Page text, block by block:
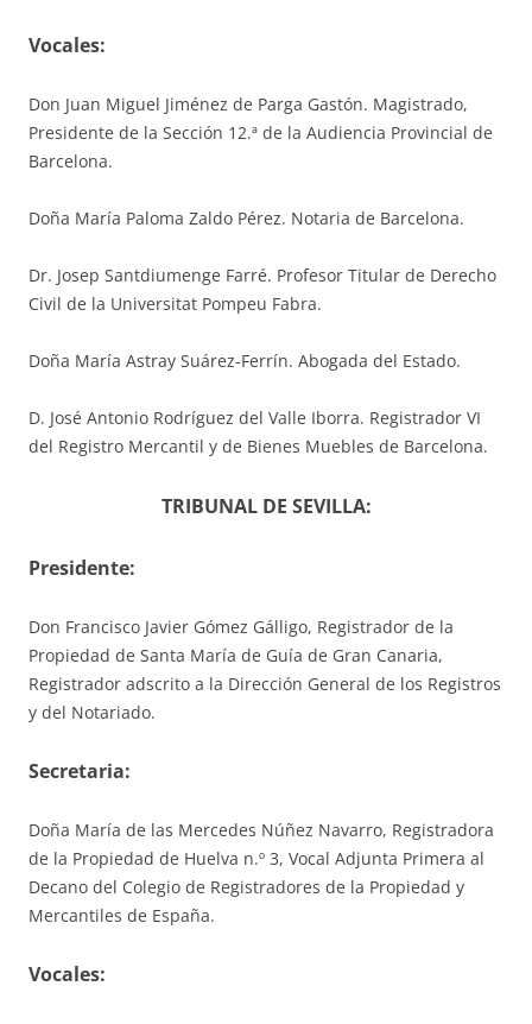
Vocales:
Don Juan Miguel Jiménez de Parga Gastón. Magistrado,
Presidente de la Sección 12.ª de la Audiencia Provincial de
Barcelona.
Doña María Paloma Zaldo Pérez. Notaria de Barcelona.
Dr. Josep Santdiumenge Farré. Profesor Titular de Derecho
Civil de la Universitat Pompeu Fabra.
Doña María Astray Suárez-Ferrín. Abogada del Estado.
D. José Antonio Rodríguez del Valle Iborra. Registrador VI
del Registro Mercantil y de Bienes Muebles de Barcelona.
TRIBUNAL DE SEVILLA:
Presidente:
Don Francisco Javier Gómez Gálligo, Registrador de la
Propiedad de Santa María de Guía de Gran Canaria,
Registrador adscrito a la Dirección General de los Registros
y del Notariado.
Secretaria:
Doña María de las Mercedes Núñez Navarro, Registradora
de la Propiedad de Huelva n.º 3, Vocal Adjunta Primera al
Decano del Colegio de Registradores de la Propiedad y
Mercantiles de España.
Vocales: